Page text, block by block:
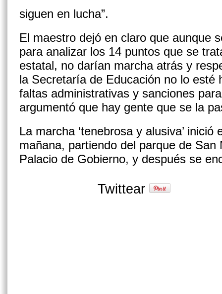
siguen en lucha”.
El maestro dejó en claro que aunque
para analizar los 14 puntos que se
estatal, no darían marcha atrás y
la Secretaría de Educación no lo esté
faltas administrativas y sanciones
argumentó que hay gente que se la
La marcha ‘tenebrosa y alusiva’
mañana, partiendo del parque de
Palacio de Gobierno, y después se
Twittear